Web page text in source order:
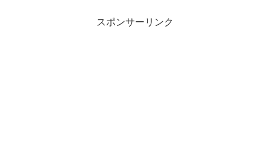
スポンサーリンク